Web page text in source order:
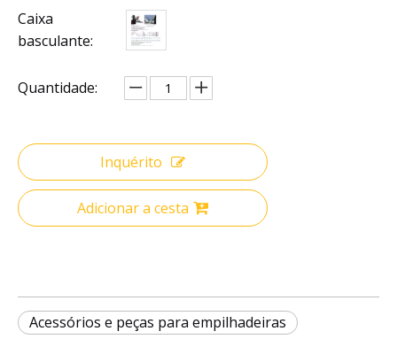
Caixa
basculante:
Quantidade:
Inquérito
Adicionar a cesta
Acessórios e peças para empilhadeiras